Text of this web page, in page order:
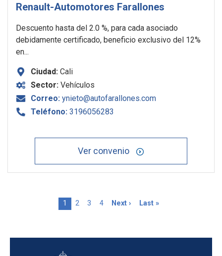
Renault-Automotores Farallones
Descuento hasta del 2.0 %, para cada asociado
debidamente certificado, beneficio exclusivo del 12%
en...
Ciudad: Cali
Sector: Vehículos
Correo: ynieto@autofarallones.com
Teléfono: 3196056283
Ver convenio
Página actual
1 Page
2 Page
3 Page
4 Siguiente página
Next › Última página
Last »